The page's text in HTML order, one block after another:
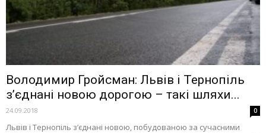
Володимир Гройсман: Львів і Тернопіль
з’єднані новою дорогою – такі шляхи...
24.09.2018 0
Львів і Тернопіль з’єднані новою, побудованою за сучасними